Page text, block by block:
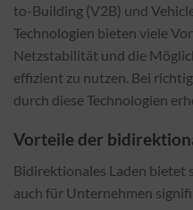
to-Building (V2B) und
Technologien bieten viele
Netzstabilität und die
effizient zu nutzen. Bei
durch diese Technologien
Vorteile der
Bidirektionales Laden bietet
auch für Unternehmen